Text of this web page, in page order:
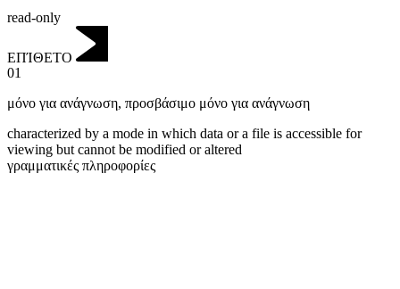
read-only
ΕΠΊΘΕΤΟ
01
μόνο για ανάγνωση, προσβάσιμο μόνο για ανάγνωση
characterized by a mode in which data or a file is accessible for
viewing but cannot be modified or altered
γραμματικές πληροφορίες